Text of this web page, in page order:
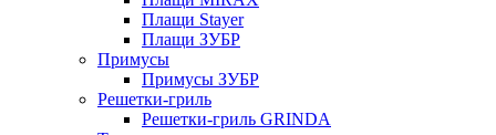
Плащи Stayer
Плащи ЗУБР
Примусы
Примусы ЗУБР
Решетки-гриль
Решетки-гриль GRINDA